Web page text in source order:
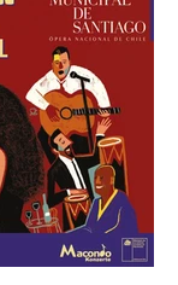
de un museo de
transportar a sus